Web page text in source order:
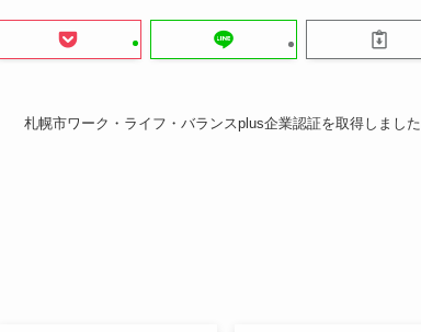
札幌市ワーク・ライフ・バランスplus企業認証を取得しました